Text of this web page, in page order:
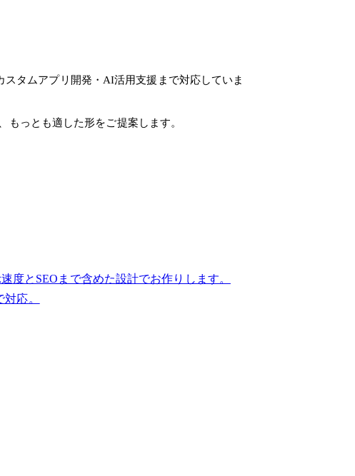
タムアプリ開発・AI活用支援まで対応していま
もっとも適した形をご提案します。
度とSEOまで含めた設計でお作りします。
応。